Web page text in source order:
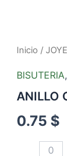
Inicio /
BISUTERIA
ANILLO
0.75 $
ANILLO
CHINO
-
cantidad